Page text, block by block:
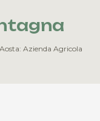
Azienda Agricola